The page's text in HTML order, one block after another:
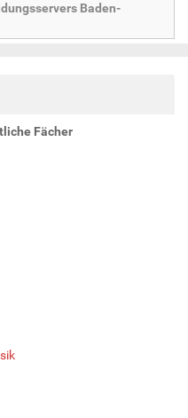
Baden-
Fächer